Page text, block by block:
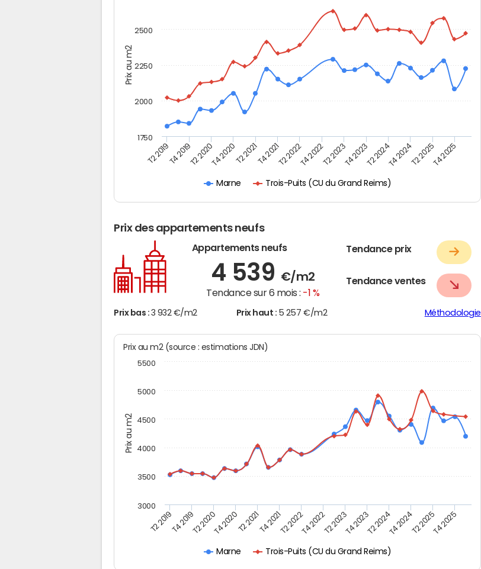
Prix au m2
Marne Trois-Puits (CU du Grand Reims)
T2 2019T4 2019T2 2020T4 2020T2 2021T4 2021T2 2022T4 2022T2 2023T4 2023T2 2024T4 2024T2 2025T4 2025
1750
2000
2250
2500
Prix des appartements neufs
Appartements neufs
4 539 €/m2
Tendance sur 6 mois : -1 %
Tendance prix
Tendance ventes
Prix bas : 3 932 €/m2 Prix haut : 5 257 €/m2 Méthodologie
Prix au m2
Prix au m2 (source : estimations JDN)
Marne Trois-Puits (CU du Grand Reims)
T2 2019T4 2019T2 2020T4 2020T2 2021T4 2021T2 2022T4 2022T2 2023T4 2023T2 2024T4 2024T2 2025T4 2025
3000
3500
4000
4500
5000
5500